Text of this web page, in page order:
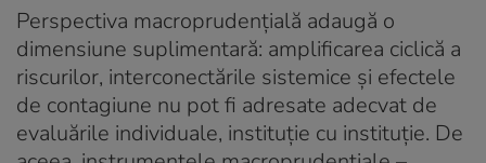
Perspectiva macroprudențială adaugă o
dimensiune suplimentară: amplificarea ciclică a
riscurilor, interconectările sistemice și efectele
de contagiune nu pot fi adresate adecvat de
evaluările individuale, instituție cu instituție. De